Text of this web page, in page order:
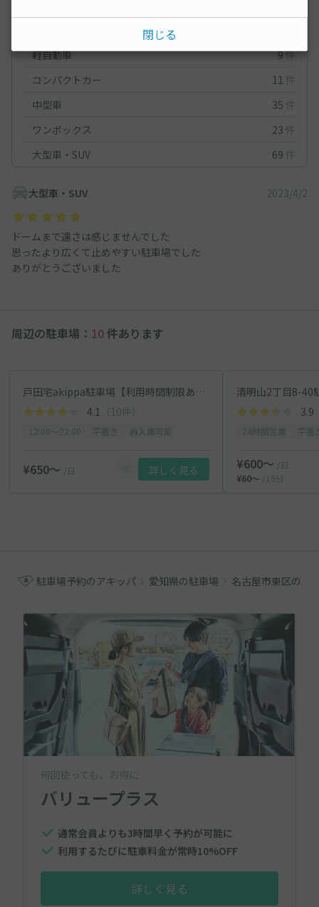
軽自動車
9件
コンパクトカー
11 件
中型車
35 件
ワンボックス
23 件
大型車・SUV
69 件
大型車・SUV 2023/4/2
ドームまで遠さは感じませんでした
思ったより広くて止めやすい駐車場でした
ありがとうございました
周辺の駐車場： 10 件あります
戸田宅akippa駐車場【利用時間制限あり】
4.1
（10件）
¥650〜 /日 詳しく見る
清明山2丁目8-40
3.9
¥600〜
/日
¥60〜
/15分
駐車場予約のアキッパ 愛知県の駐車場 名古屋市東区の駐
閉じる
何回使っても、お得に
バリュープラス
通常会員よりも3時間早く予約が可能に
利用するたびに駐車料金が常時10%OFF
詳しく見る